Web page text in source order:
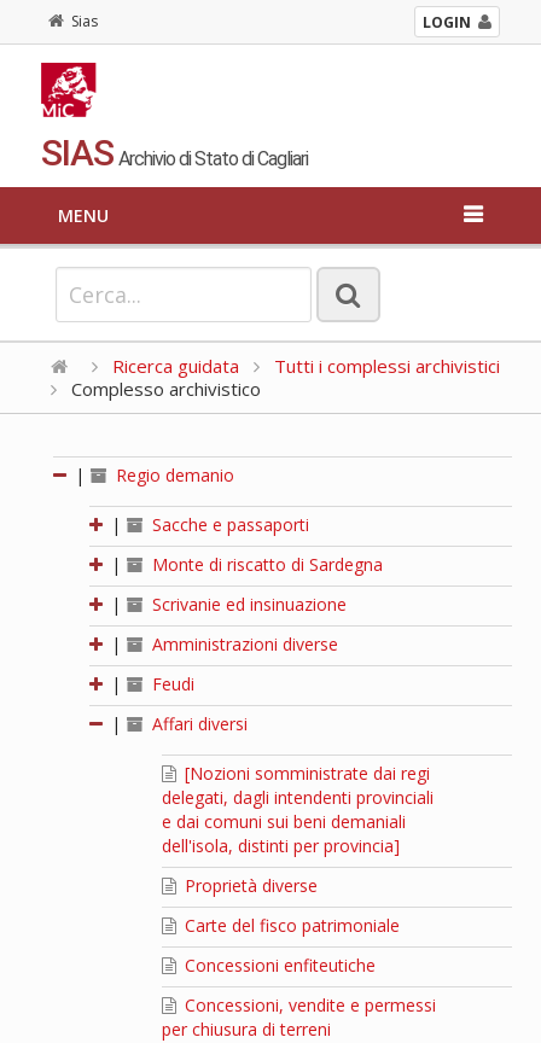
Sias LOGIN
SIAS Archivio di Stato di Cagliari
MENU
Ricerca guidata
Tutti i complessi archivistici
Complesso archivistico
| Regio demanio
|
Sacche e passaporti
|
Monte di riscatto di Sardegna
|
Scrivanie ed insinuazione
|
Amministrazioni diverse
|
Feudi
|
Affari diversi
[Nozioni somministrate dai regi
delegati, dagli intendenti provinciali
e dai comuni sui beni demaniali
dell'isola, distinti per provincia]
Proprietà diverse
Carte del fisco patrimoniale
Concessioni enfiteutiche
Concessioni, vendite e permessi
per chiusura di terreni